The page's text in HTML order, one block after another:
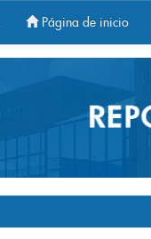
Página de inicio